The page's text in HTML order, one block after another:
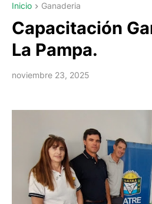
Inicio Ganaderia
Capacitación
La Pampa.
noviembre 23, 2025